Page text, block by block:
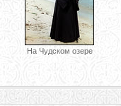
На Чудском озере